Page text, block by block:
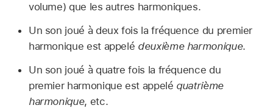
volume) que les autres harmoniques.
Un son joué à deux fois la fréquence du premier
harmonique est appelé deuxième harmonique.
Un son joué à quatre fois la fréquence du
premier harmonique est appelé quatrième
harmonique, etc.